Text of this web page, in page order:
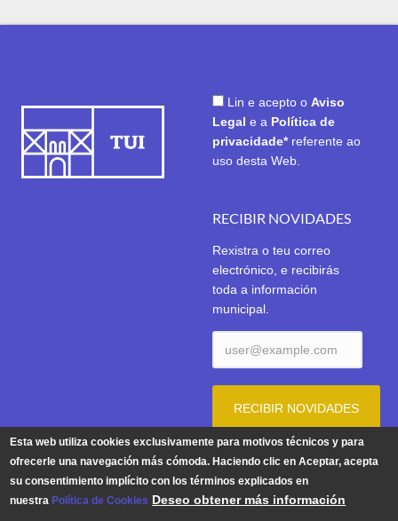
Lin e acepto o Aviso
Legal e a Política de
privacidade* referente ao
uso desta Web.
RECIBIR NOVIDADES
Rexistra o teu correo
electrónico, e recibirás
toda a información
municipal.
Aviso Legal |Política de Privacidade|Política de Cookies
Esta web utiliza cookies exclusivamente para motivos técnicos y para
ofrecerle una navegación más cómoda. Haciendo clic en Aceptar, acepta
su consentimiento implícito con los términos explicados en
nuestra Política de Cookies Deseo obtener más información